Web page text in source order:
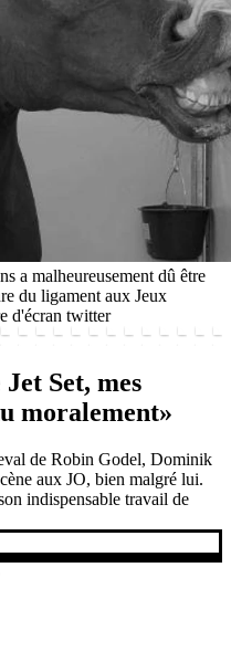
a malheureusement dû être
du ligament aux Jeux
d'écran twitter
Set, mes
moralement»
de Robin Godel, Dominik
aux JO, bien malgré lui.
indispensable travail de